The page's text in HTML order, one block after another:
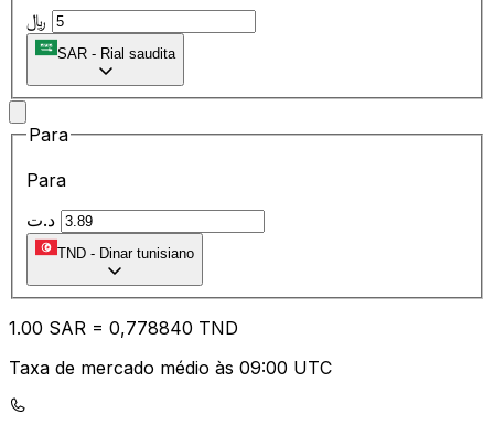
SAR - Rial saudita
Para
Para
TND - Dinar tunisiano
1.00 SAR = 0,778840 TND
Taxa de mercado médio às 09:00 UTC